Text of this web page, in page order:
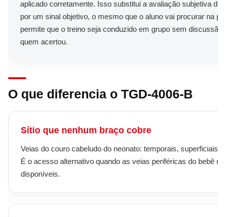
aplicado corretamente. Isso substitui a avaliação subjetiva do
por um sinal objetivo, o mesmo que o aluno vai procurar na
permite que o treino seja conduzido em grupo sem discussão
quem acertou.
O que diferencia o TGD-4006-B
Sítio que nenhum braço cobre
Veias do couro cabeludo do neonato: temporais, superficiais e
É o acesso alternativo quando as veias periféricas do bebê
disponíveis.